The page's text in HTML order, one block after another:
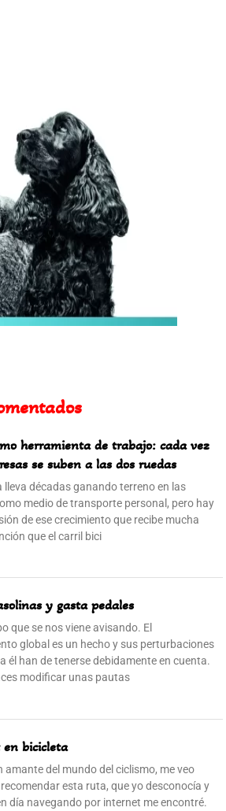
herramienta de trabajo: cada vez
se suben a las dos ruedas
lleva décadas ganando terreno en las
medio de transporte personal, pero hay
de ese crecimiento que recibe mucha
que el carril bici
y gasta pedales
que se nos viene avisando. El
global es un hecho y sus perturbaciones
él han de tenerse debidamente en cuenta.
modificar unas pautas
en bicicleta
amante del mundo del ciclismo, me veo
esta ruta, que yo desconocía y
día navegando por internet me encontré.